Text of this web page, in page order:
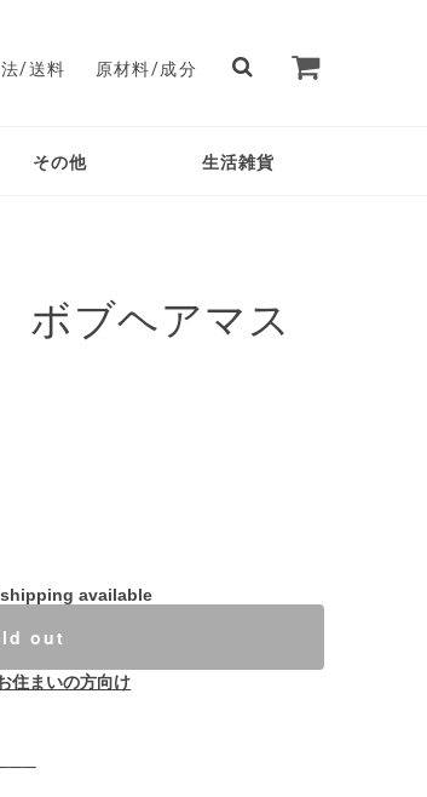
/送料 原材料/成分
その他 生活雑貨
ブヘアマス
available
out
住まいの方向け